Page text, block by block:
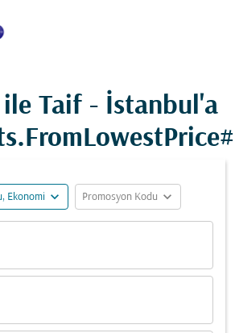
Taif - İstanbul'a
Ekonomi expand_more Promosyon Kodu expand_more